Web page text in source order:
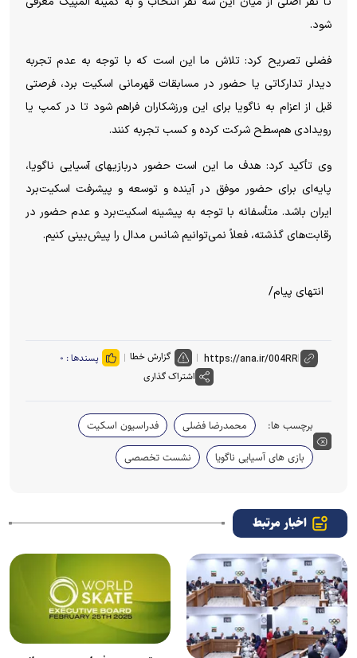
شود.
فضلی تصریح کرد: تلاش ما این است که با توجه به عدم تجربه
دیدار تدارکاتی یا حضور در مسابقات قهرمانی اسکیت‌ برد، فرصتی
قبل از اعزام به ناگویا برای این ورزشکاران فراهم شود تا در کمپ یا
رویدادی هم‌سطح شرکت کرده و کسب تجربه کنند.
وی تأکید کرد: هدف ما این است حضور دربازیهای آسیایی ناگویا،
پایه‌ای برای حضور موفق در آینده و توسعه و پیشرفت اسکیت‌برد
ایران باشد. متأسفانه با توجه به پیشینه اسکیت‌برد و عدم حضور در
رقابت‌های گذشته، فعلاً نمی‌توانیم شانس مدال را پیش‌بینی کنیم.
انتهای پیام/
گزارش خطا پسندها : ۰
اشتراک گذاری
برچسب ها: محمدرضا فضلی
فدراسیون اسکیت
بازی های آسیایی ناگویا
نشست تخصصی
اخبار مرتبط